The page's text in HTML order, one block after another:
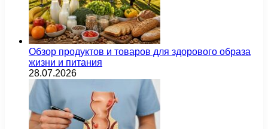
Обзор продуктов и товаров для здорового образа
жизни и питания
28.07.2026